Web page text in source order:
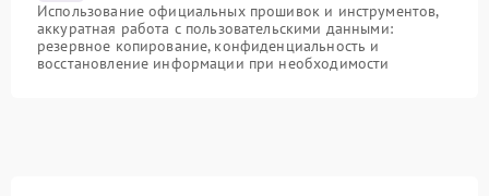
Использование официальных прошивок и инструментов,
аккуратная работа с пользовательскими данными:
резервное копирование, конфиденциальность и
восстановление информации при необходимости